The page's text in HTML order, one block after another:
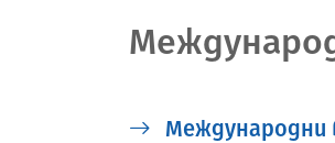
Международни